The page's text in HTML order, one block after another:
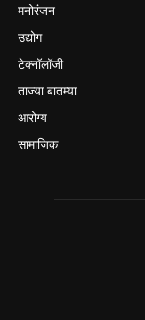
मनोरंजन
उद्योग
टेक्नॉलॉजी
ताज्या बातम्या
आरोग्य
सामाजिक